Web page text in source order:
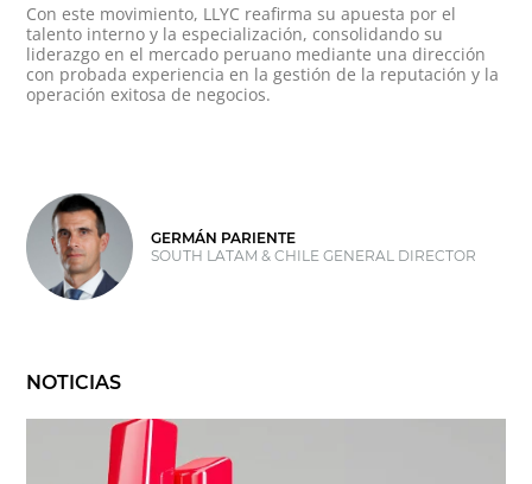
Con este movimiento, LLYC reafirma su apuesta por el
talento interno y la especialización, consolidando su
liderazgo en el mercado peruano mediante una dirección
con probada experiencia en la gestión de la reputación y la
operación exitosa de negocios.
GERMÁN PARIENTE
SOUTH LATAM & CHILE GENERAL DIRECTOR
NOTICIAS